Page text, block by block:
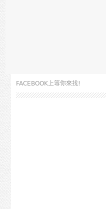
FACEBOOK上等你來找!